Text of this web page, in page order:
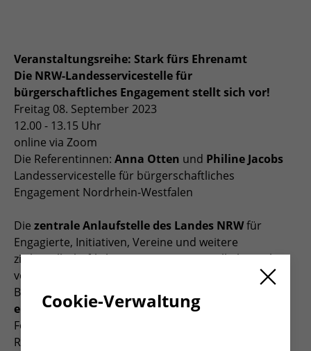
Veranstaltungsreihe: Stark fürs Ehrenamt
Die NRW-Landesservicestelle für
bürgerschaftliches Engagement stellt sich vor!
Freitag 08. September 2023
12.00 - 13.15 Uhr
online via Zoom
Die Referentinnen: Anna Otten und Philine Jacobs
Landesservicestelle für bürgerschaftliches
Engagement Nordrhein-Westfalen
Die zentrale Anlaufstelle des Landes NRWfür
Engagierte, Initiativen, Vereine und weitere
zivilgesellschaftliche Organisationen stellt ihre Arbeit
vor. Im Rahmen ihrer Servicehotline und E-Mail-
Beratung
berät sie Engagierte und vermittelt
entsprechende Angebote- insbesondere zu
Fördermitteln und engagementbezogenen
Rechtsthemen.
Cookie-Verwaltung